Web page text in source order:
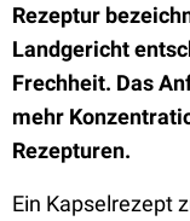
Rezeptur
Landgericht
Frechheit. Das
mehr
Rezepturen.
Ein Kapselrezept